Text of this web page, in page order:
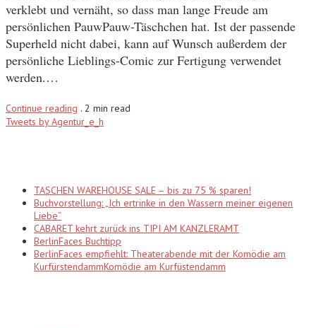
verklebt und vernäht, so dass man lange Freude am
persönlichen PauwPauw-Täschchen hat. Ist der passende
Superheld nicht dabei, kann auf Wunsch außerdem der
persönliche Lieblings-Comic zur Fertigung verwendet
werden.…
Continue reading . 2 min read
Tweets by Agentur_e_h
TASCHEN WAREHOUSE SALE – bis zu 75 % sparen!
Buchvorstellung: „Ich ertrinke in den Wassern meiner eigenen
Liebe“
CABARET kehrt zurück ins TIPI AM KANZLERAMT
BerlinFaces Buchtipp
BerlinFaces empfiehlt: Theaterabende mit der Komödie am
KurfürstendammKomödie am Kurfüstendamm